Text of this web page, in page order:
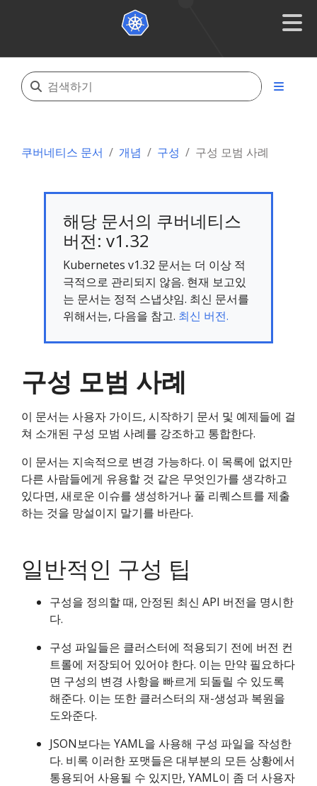
쿠버네티스 문서 개념 구성 구성 모범 사례
해당 문서의 쿠버네티스
버전: v1.32
Kubernetes v1.32 문서는 더 이상 적
극적으로 관리되지 않음. 현재 보고있
는 문서는 정적 스냅샷임. 최신 문서를
위해서는, 다음을 참고. 최신 버전.
구성 모범 사례
이 문서는 사용자 가이드, 시작하기 문서 및 예제들에 걸
쳐 소개된 구성 모범 사례를 강조하고 통합한다.
이 문서는 지속적으로 변경 가능하다. 이 목록에 없지만
다른 사람들에게 유용할 것 같은 무엇인가를 생각하고
있다면, 새로운 이슈를 생성하거나 풀 리퀘스트를 제출
하는 것을 망설이지 말기를 바란다.
일반적인 구성 팁
구성을 정의할 때, 안정된 최신 API 버전을 명시한
다.
구성 파일들은 클러스터에 적용되기 전에 버전 컨
트롤에 저장되어 있어야 한다. 이는 만약 필요하다
면 구성의 변경 사항을 빠르게 되돌릴 수 있도록
해준다. 이는 또한 클러스터의 재-생성과 복원을
도와준다.
JSON보다는 YAML을 사용해 구성 파일을 작성한
다. 비록 이러한 포맷들은 대부분의 모든 상황에서
통용되어 사용될 수 있지만, YAML이 좀 더 사용자